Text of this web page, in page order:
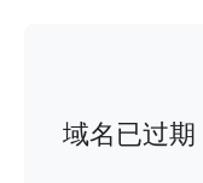
域名已过期